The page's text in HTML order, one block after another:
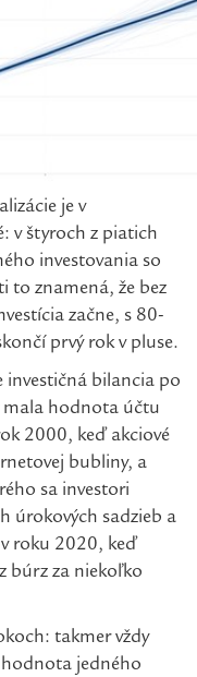
je v
v štyroch z piatich
investovania so
to znamená, že bez
začne, s 80-
prvý rok v pluse.
investičná bilancia po
mala hodnota účtu
2000, keď akciové
bubliny, a
sa investori
úrokových sadzieb a
roku 2020, keď
búrz za niekoľko
takmer vždy
jedného